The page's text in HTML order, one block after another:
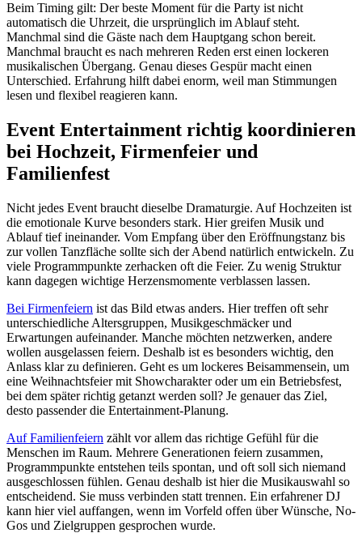
Beim Timing gilt: Der beste Moment für die Party ist nicht
automatisch die Uhrzeit, die ursprünglich im Ablauf steht.
Manchmal sind die Gäste nach dem Hauptgang schon bereit.
Manchmal braucht es nach mehreren Reden erst einen lockeren
musikalischen Übergang. Genau dieses Gespür macht einen
Unterschied. Erfahrung hilft dabei enorm, weil man Stimmungen
lesen und flexibel reagieren kann.
Event Entertainment richtig koordinieren
bei Hochzeit, Firmenfeier und
Familienfest
Nicht jedes Event braucht dieselbe Dramaturgie. Auf Hochzeiten ist
die emotionale Kurve besonders stark. Hier greifen Musik und
Ablauf tief ineinander. Vom Empfang über den Eröffnungstanz bis
zur vollen Tanzfläche sollte sich der Abend natürlich entwickeln. Zu
viele Programmpunkte zerhacken oft die Feier. Zu wenig Struktur
kann dagegen wichtige Herzensmomente verblassen lassen.
Bei Firmenfeiern ist das Bild etwas anders. Hier treffen oft sehr
unterschiedliche Altersgruppen, Musikgeschmäcker und
Erwartungen aufeinander. Manche möchten netzwerken, andere
wollen ausgelassen feiern. Deshalb ist es besonders wichtig, den
Anlass klar zu definieren. Geht es um lockeres Beisammensein, um
eine Weihnachtsfeier mit Showcharakter oder um ein Betriebsfest,
bei dem später richtig getanzt werden soll? Je genauer das Ziel,
desto passender die Entertainment-Planung.
Auf Familienfeiern zählt vor allem das richtige Gefühl für die
Menschen im Raum. Mehrere Generationen feiern zusammen,
Programmpunkte entstehen teils spontan, und oft soll sich niemand
ausgeschlossen fühlen. Genau deshalb ist hier die Musikauswahl so
entscheidend. Sie muss verbinden statt trennen. Ein erfahrener DJ
kann hier viel auffangen, wenn im Vorfeld offen über Wünsche, No-
Gos und Zielgruppen gesprochen wurde.